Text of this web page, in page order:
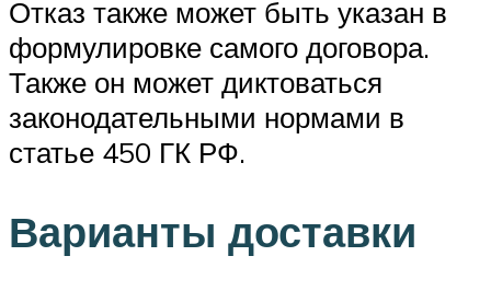
Отказ также может быть указан в
формулировке самого договора.
Также он может диктоваться
законодательными нормами в
статье 450 ГК РФ.
Варианты доставки